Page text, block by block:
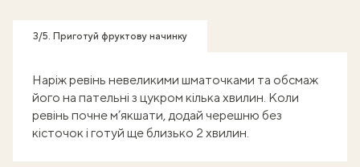
3/5. Приготуй фруктову начинку
Наріж ревінь невеликими шматочками та обсмаж
його на пательні з цукром кілька хвилин. Коли
ревінь почне м’якшати, додай черешню без
кісточок і готуй ще близько 2 хвилин.